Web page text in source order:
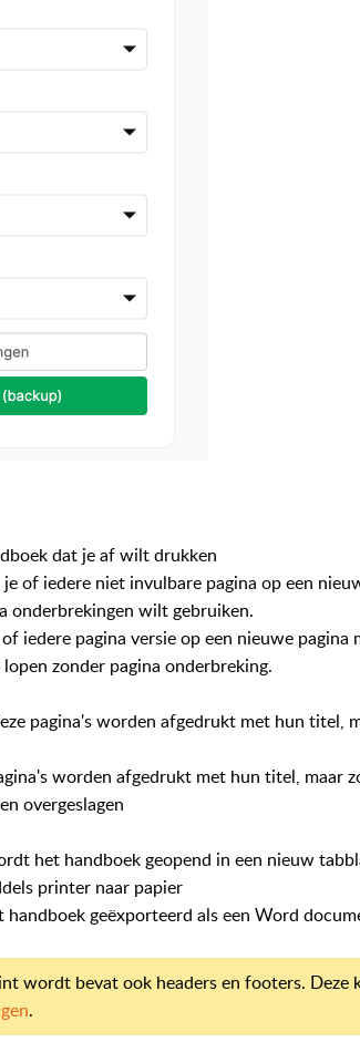
dat je af wilt drukken
of iedere niet invulbare pagina op een
onderbrekingen wilt gebruiken.
iedere pagina versie op een nieuwe
zonder pagina onderbreking.
pagina's worden afgedrukt met hun titel,
worden afgedrukt met hun titel, maar
overgeslagen
het handboek geopend in een nieuw
printer naar papier
geëxporteerd als een Word
wordt bevat ook headers en footers. Deze
.